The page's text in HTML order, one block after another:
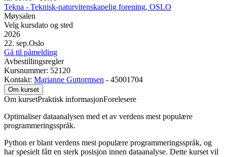
Tekna - Teknisk-naturvitenskapelig forening, OSLO
Møysalen
Velg kursdato og sted
2026
22. sep.Oslo
Gå til påmelding
Avbestillingsregler
Kursnummer: 52120
Kontakt: Marianne Guttormsen - 45001704
Om kurset
Om kursetPraktisk informasjonForelesere
Optimaliser dataanalysen med et av verdens mest populære
programmeringsspråk.
Python er blant verdens mest populære programmeringsspråk, og
har spesielt fått en sterk posisjon innen dataanalyse. Dette kurset vil